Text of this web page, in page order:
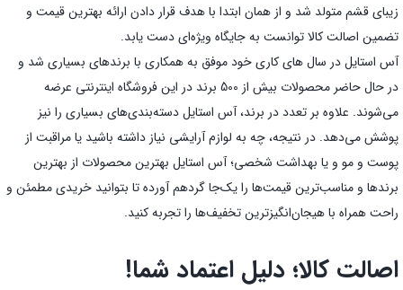
زیبای قشم متولد شد و از همان ابتدا با هدف قرار دادن ارائه بهترین قیمت و
تضمین اصالت کالا توانست به جایگاه ویژه‌ای دست یابد.
آس استایل در سال های کاری خود موفق به همکاری با برندهای بسیاری شد و
در حال حاضر محصولات بیش از 500 برند در این فروشگاه اینترنتی عرضه
می‌شوند. علاوه بر تعدد در برند، آس استایل دسته‌بندی‌های بسیاری را نیز
پوشش می‌دهد. در نتیجه، چه به لوازم آرایشی نیاز داشته باشید یا مراقبت از
پوست و مو و یا بهداشت شخصی؛ آس استایل بهترین محصولات از بهترین
برندها و مناسب‌ترین قیمت‌ها را یک‌جا گردهم آورده تا بتوانید خریدی مطمئن و
راحت همراه با هیجان‌انگیز‌ترین تخفیف‌ها را تجربه کنید.
اصالت کالا؛ دلیل اعتماد شما!